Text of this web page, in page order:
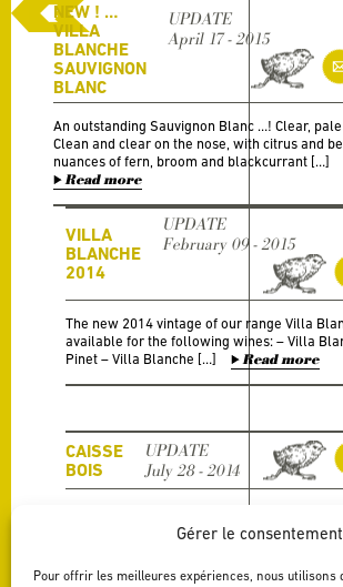
Gérer le consentement
Pour offrir les meilleures expériences, nous utilisons
NEW ! …
VILLA
BLANCHE
SAUVIGNON
BLANC
UPDATE
April 17 - 2015
An outstanding Sauvignon Blanc …! Clear,
Clean and clear on the nose, with citrus and
nuances of fern, broom and blackcurrant […]
Read more
VILLA
BLANCHE
2014
UPDATE
February 09 - 2015
The new 2014 vintage of our range Villa
available for the following wines: – Villa
Pinet – Villa Blanche […]
Read more
CAISSE
BOIS
UPDATE
July 28 - 2014
composer des caisses bois personnalisée